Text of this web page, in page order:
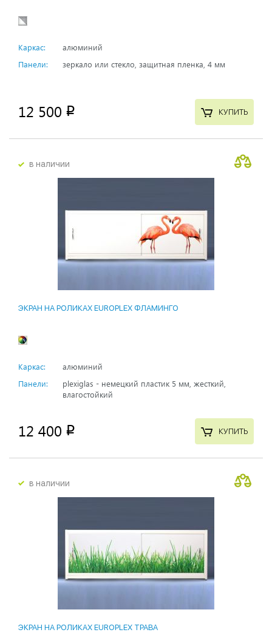
Каркас:
алюминий
Панели:
зеркало или стекло, защитная пленка, 4 мм
12 500 p КУПИТЬ
в наличии
ЭКРАН НА РОЛИКАХ EUROPLEX ФЛАМИНГО
Каркас:
алюминий
Панели:
plexiglas - немецкий пластик 5 мм, жесткий,
влагостойкий
12 400 p КУПИТЬ
в наличии
ЭКРАН НА РОЛИКАХ EUROPLEX ТРАВА